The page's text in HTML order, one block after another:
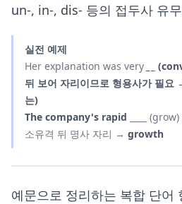
un-, in-, dis- 등의 접두사 유
실전 예제
Her explanation was very
_
뒤 보어 자리이므로 형용사가 필요
는)
The company's rapid
____
소유격 뒤 명사 자리 → growth
예문으로 정리하는 복합 단어